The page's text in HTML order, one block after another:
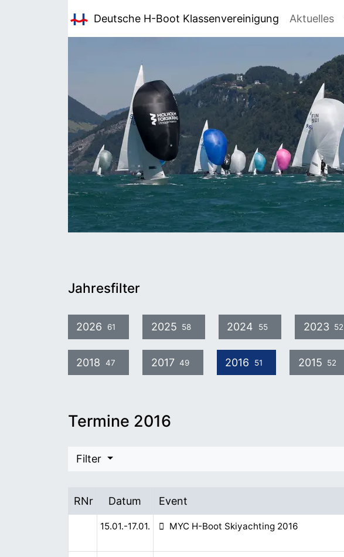
Deutsche H-Boot Klassenvereinigung Aktuelles
Jahresfilter
2026 61 2025 58 2024 55 2023 52
2018 47 2017 49 2016 51 2015 52
Termine 2016
Filter
RNr Datum Event
15.01.-17.01. MYC H-Boot Skiyachting 2016